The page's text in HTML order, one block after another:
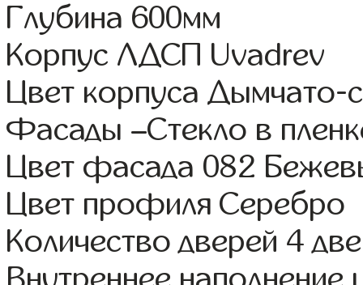
Глубина 600мм
Корпус ЛДСП Uvadrev
Цвет корпуса Дымчато-
Фасады –Стекло в
Цвет фасада 082
Цвет профиля Серебро
Количество дверей 4